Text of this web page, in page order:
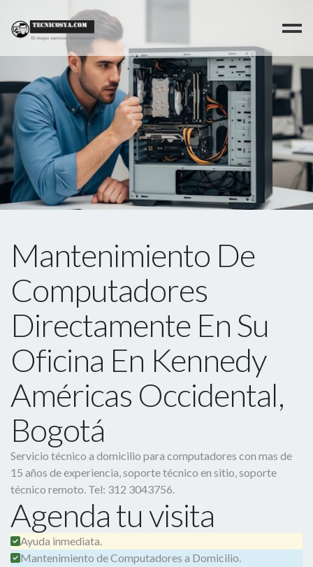
Mantenimiento De
Computadores
Directamente En Su
Oficina En Kennedy
Américas Occidental,
Bogotá
Servicio técnico a domicilio para computadores con mas de
15 años de experiencia, soporte técnico en sitio, soporte
técnico remoto. Tel: 312 3043756.
Agenda tu visita
Ayuda inmediata.
Mantenimiento de Computadores a Domicilio.